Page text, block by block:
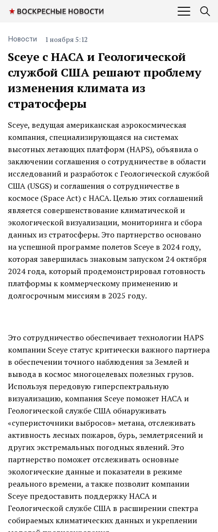
Sceye с НАСА и Геологической
службой США решают проблему
изменения климата из
стратосферы
Новости 1 ноября 5:12
Sceye, ведущая американская аэрокосмическая
компания, специализирующаяся на системах
высотных летающих платформ (HAPS), объявила о
заключении соглашения о сотрудничестве в области
исследований и разработок с Геологической службой
США (USGS) и соглашения о сотрудничестве в
космосе (Space Act) с НАСА. Целью этих соглашений
является совершенствование климатической и
экологической визуализации, мониторинга и сбора
данных из стратосферы. Это партнерство основано
на успешной программе полетов Sceye в 2024 году,
которая завершилась знаковым запуском 24 октября
2024 года, который продемонстрировал готовность
платформы к коммерческому применению и
долгосрочным миссиям в 2025 году.
Это сотрудничество обеспечивает технологии HAPS
компании Sceye статус критически важного партнера
в обеспечении точного наблюдения за Землей и
вывода в космос многоцелевых полезных грузов.
Используя передовую гиперспектральную
визуализацию, компания Sceye поможет НАСА и
Геологической службе США обнаруживать
«суперисточники выбросов» метана, отслеживать
активность лесных пожаров, бурь, землетрясений и
других экстремальных погодных явлений. Это
партнерство поможет отслеживать основные
экологические данные и показатели в режиме
реального времени, а также позволит компании
Sceye предоставить поддержку НАСА и
Геологической службе США в расширении спектра
собираемых климатических данных и укреплении